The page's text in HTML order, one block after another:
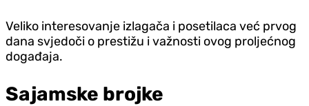
Veliko interesovanje izlagača i posetilaca već prvog
dana svjedoči o prestižu i važnosti ovog proljećnog
događaja.
Sajamske brojke